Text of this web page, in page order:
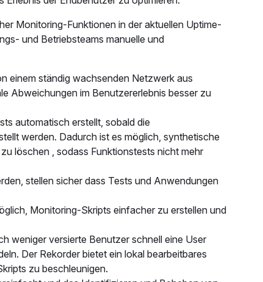
Monitoring-Funktionen in der aktuellen Uptime-
und Betriebsteams manuelle und
einem ständig wachsenden Netzwerk aus
Abweichungen im Benutzererlebnis besser zu
automatisch erstellt, sobald die
werden. Dadurch ist es möglich, synthetische
löschen , sodass Funktionstests nicht mehr
stellen sicher dass Tests und Anwendungen
Monitoring-Skripts einfacher zu erstellen und
weniger versierte Benutzer schnell eine User
Der Rekorder bietet ein lokal bearbeitbares
zu beschleunigen.